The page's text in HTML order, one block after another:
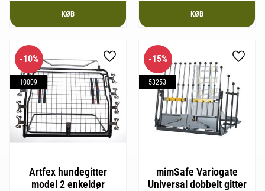
KØB KØB
Artfex hundegitter
model 2 enkeldør
10%
10009
Gem som favorit
mimSafe Variogate
Universal dobbelt gitter
15%
53253
Gem